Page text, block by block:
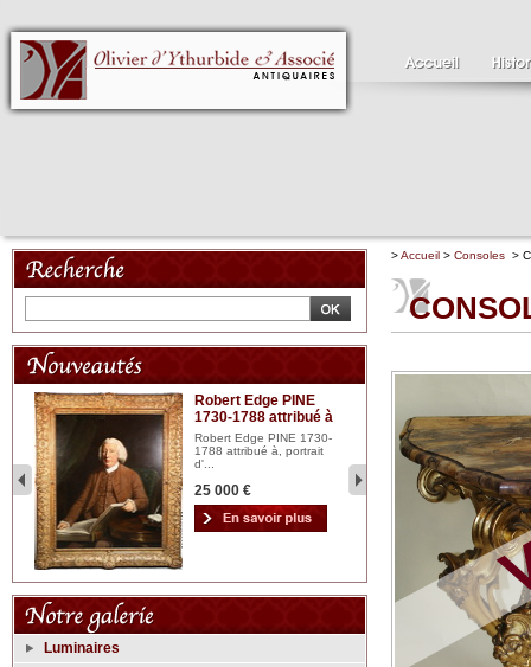
Robert Edge PINE
1730-1788 attribué à
Robert Edge PINE 1730-
1788 attribué à, portrait
d'...
25 000 € 2
Luminaires
>Accueil > Consoles >